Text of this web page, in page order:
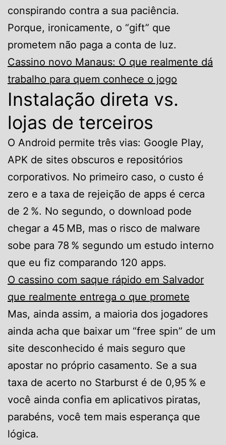
conspirando contra a sua paciência.
Porque, ironicamente, o “gift” que
prometem não paga a conta de luz.
Cassino novo Manaus: O que realmente dá
trabalho para quem conhece o jogo
Instalação direta vs.
lojas de terceiros
O Android permite três vias: Google Play,
APK de sites obscuros e repositórios
corporativos. No primeiro caso, o custo é
zero e a taxa de rejeição de apps é cerca
de 2 %. No segundo, o download pode
chegar a 45 MB, mas o risco de malware
sobe para 78 % segundo um estudo interno
que eu fiz comparando 120 apps.
O cassino com saque rápido em Salvador
que realmente entrega o que promete
Mas, ainda assim, a maioria dos jogadores
ainda acha que baixar um “free spin” de um
site desconhecido é mais seguro que
apostar no próprio casamento. Se a sua
taxa de acerto no Starburst é de 0,95 % e
você ainda confia em aplicativos piratas,
parabéns, você tem mais esperança que
lógica.